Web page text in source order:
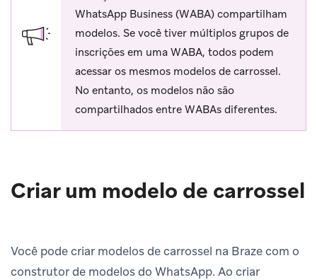
WhatsApp Business (WABA) compartilham
modelos. Se você tiver múltiplos grupos de
inscrições em uma WABA, todos podem
acessar os mesmos modelos de carrossel.
No entanto, os modelos não são
compartilhados entre WABAs diferentes.
Criar um modelo de carrossel
Você pode criar modelos de carrossel na Braze com o
construtor de modelos do WhatsApp. Ao criar